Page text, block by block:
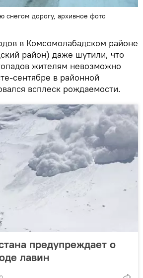
снегом дорогу, архивное фото
в Комсомолабадском районе
район) даже шутили, что
жителям невозможно
сентябре в районной
всплеск рождаемости.
предупреждает о
лавин